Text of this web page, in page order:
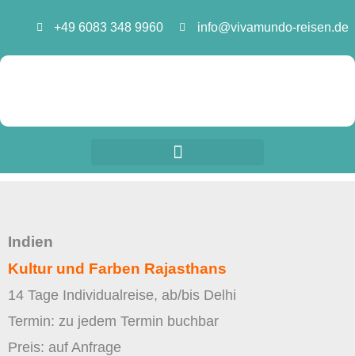
springen
+49 6083 348 9960 info@vivamundo-reisen.de
Indien
Kultur und Farben Rajasthans
14 Tage Individualreise, ab/bis Delhi
Termin: zu jedem Termin buchbar
Preis: auf Anfrage